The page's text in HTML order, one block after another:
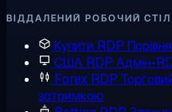
ВІДДАЛЕНИЙ РОБОЧИЙ СТІЛ
Купити RDP
США RDP Адмін-
Forex RDP
затримкою